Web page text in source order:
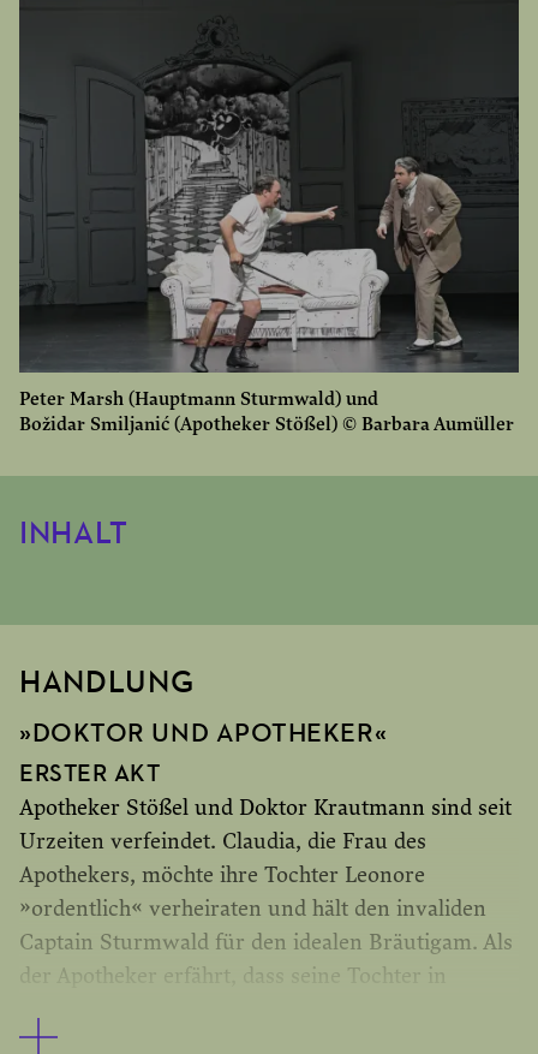
Peter Marsh (Hauptmann Sturmwald) und
Božidar Smiljanić (Apotheker Stößel) © Barbara Aumüller
INHALT
HANDLUNG
»DOKTOR UND APOTHEKER«
ERSTER AKT
Apotheker Stößel und Doktor Krautmann sind seit
Urzeiten verfeindet. Claudia, die Frau des
Apothekers, möchte ihre Tochter Leonore
»ordentlich« verheiraten und hält den invaliden
Captain Sturmwald für den idealen Bräutigam. Als
der Apotheker erfährt, dass seine Tochter in
er ihre Verheiratung mit Sturmwald für den